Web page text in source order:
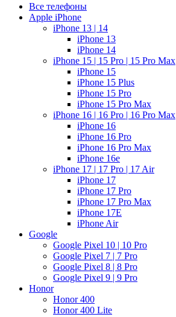
Все телефоны
Apple iPhone
iPhone 13 | 14
iPhone 13
iPhone 14
iPhone 15 | 15 Pro | 15 Pro Max
iPhone 15
iPhone 15 Plus
iPhone 15 Pro
iPhone 15 Pro Max
iPhone 16 | 16 Pro | 16 Pro Max
iPhone 16
iPhone 16 Pro
iPhone 16 Pro Max
iPhone 16e
iPhone 17 | 17 Pro | 17 Air
iPhone 17
iPhone 17 Pro
iPhone 17 Pro Max
iPhone 17E
iPhone Air
Google
Google Pixel 10 | 10 Pro
Google Pixel 7 | 7 Pro
Google Pixel 8 | 8 Pro
Google Pixel 9 | 9 Pro
Honor
Honor 400
Honor 400 Lite